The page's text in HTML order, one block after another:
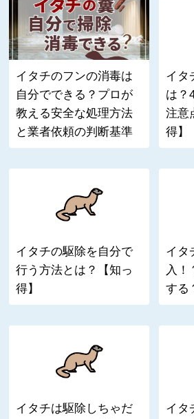
イタチのフンの消毒は
自分でできる？プロが
教える安全な処理方法
と業者依頼の判断基準
イタ
は？
注意
得】
イタチの駆除を自分で
行う方法とは？【知っ
得】
イタ
入！
する
イタチは駆除しちゃだ
イタ